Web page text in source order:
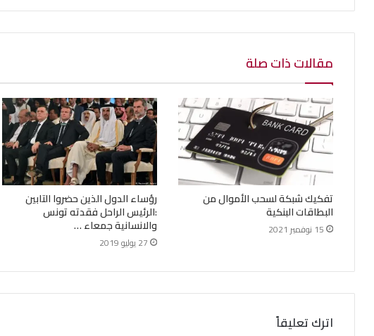
مقالات ذات صلة
تفكيك شبكة لسحب الأموال من
البطاقات البنكية
15 نوفمبر 2021
رؤساء الدول الذين حضروا التابين
:الرئيس الراحل فقدته تونس
والانسانية جمعاء …
27 يوليو 2019
اترك تعليقاً